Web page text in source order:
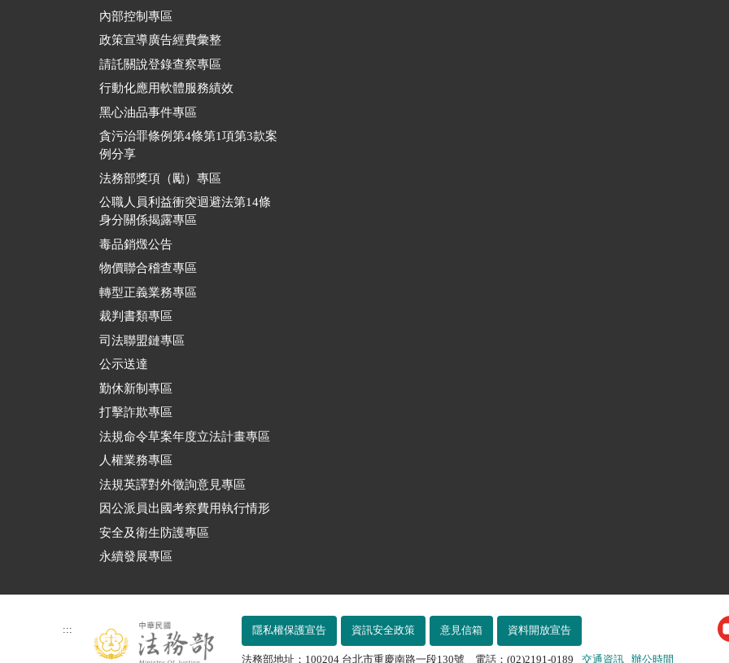
內部控制專區
政策宣導廣告經費彙整
請託關說登錄查察專區
行動化應用軟體服務績效
黑心油品事件專區
貪污治罪條例第4條第1項第3款案
例分享
法務部獎項（勵）專區
公職人員利益衝突迴避法第14條
身分關係揭露專區
毒品銷燬公告
物價聯合稽查專區
轉型正義業務專區
裁判書類專區
司法聯盟鏈專區
公示送達
勤休新制專區
打擊詐欺專區
法規命令草案年度立法計畫專區
人權業務專區
法規英譯對外徵詢意見專區
因公派員出國考察費用執行情形
安全及衛生防護專區
永續發展專區
::: 隱私權保護宣告 資訊安全政策 意見信箱 資料開放宣告
法務部地址：100204 台北市重慶南路一段130號 電話：(02)2191-0189 交通資訊 辦公時間